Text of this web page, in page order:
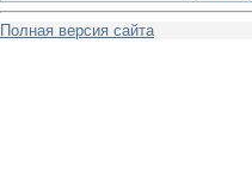
Полная версия сайта